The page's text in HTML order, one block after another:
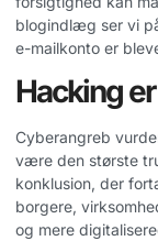
blogindlæg ser vi
e-mailkonto er
Hacking
Cyberangreb
være den største
konklusion, der
borgere,
og mere